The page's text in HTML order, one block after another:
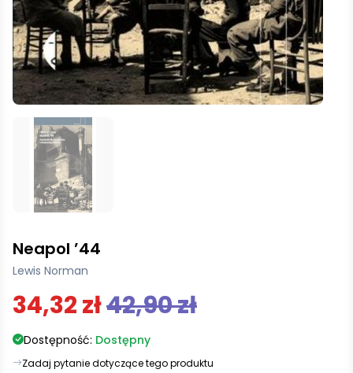
Neapol ’44
Lewis Norman
34,32 zł42,90 zł
Dostępność: Dostępny
Zadaj pytanie dotyczące tego produktu